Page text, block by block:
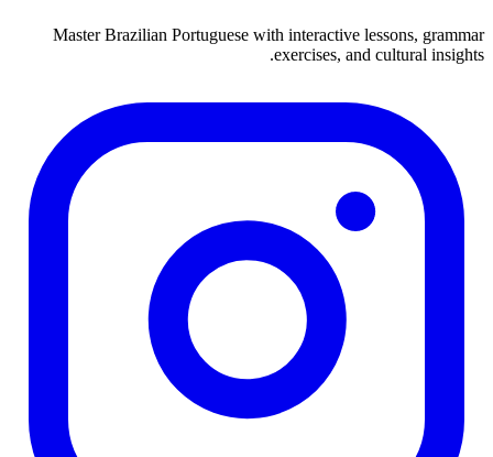
Master Brazilian Portuguese with interactive lessons, grammar
exercises, and cultural insights.